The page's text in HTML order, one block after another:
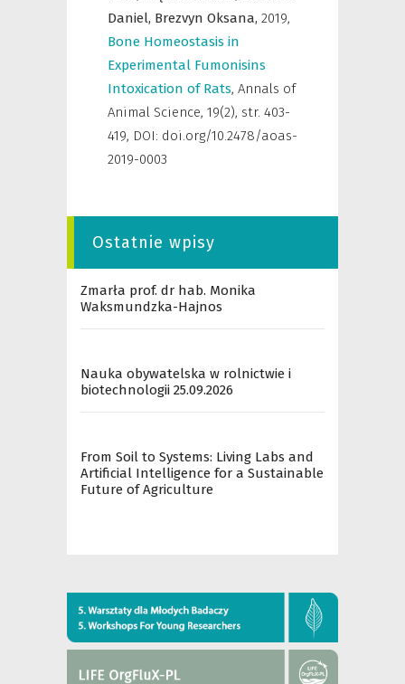
Daniel, Brezvyn Oksana, 2019,
Bone Homeostasis in
Experimental Fumonisins
Intoxication of Rats, Annals of
Animal Science, 19(2), str. 403-
419, DOI: doi.org/10.2478/aoas-
2019-0003
Ostatnie wpisy
Zmarła prof. dr hab. Monika
Waksmundzka-Hajnos
Nauka obywatelska w rolnictwie i
biotechnologii 25.09.2026
From Soil to Systems: Living Labs and
Artificial Intelligence for a Sustainable
Future of Agriculture